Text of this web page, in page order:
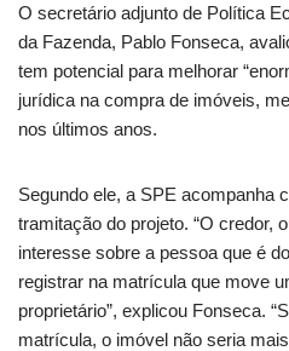
O secretário adjunto de Política
da Fazenda, Pablo Fonseca,
tem potencial para melhorar
jurídica na compra de imóveis,
nos últimos anos.
Segundo ele, a SPE acompanha
tramitação do projeto. “O credor,
interesse sobre a pessoa que é
registrar na matrícula que move
proprietário”, explicou Fonseca.
matrícula, o imóvel não seria